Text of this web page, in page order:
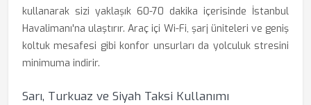
kullanarak sizi yaklaşık 60-70 dakika içerisinde İstanbul
Havalimanı'na ulaştırır. Araç içi Wi-Fi, şarj üniteleri ve geniş
koltuk mesafesi gibi konfor unsurları da yolculuk stresini
minimuma indirir.
Sarı, Turkuaz ve Siyah Taksi Kullanımı